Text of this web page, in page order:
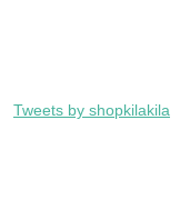
Tweets by shopkilakila